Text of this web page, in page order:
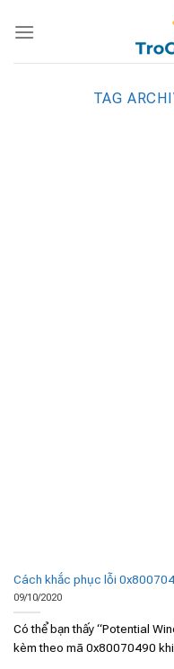
TAG
Cách khắc phục lỗi
09/10/2020
Có thể bạn thấy “Potential
kèm theo mã 0x80070490 khi